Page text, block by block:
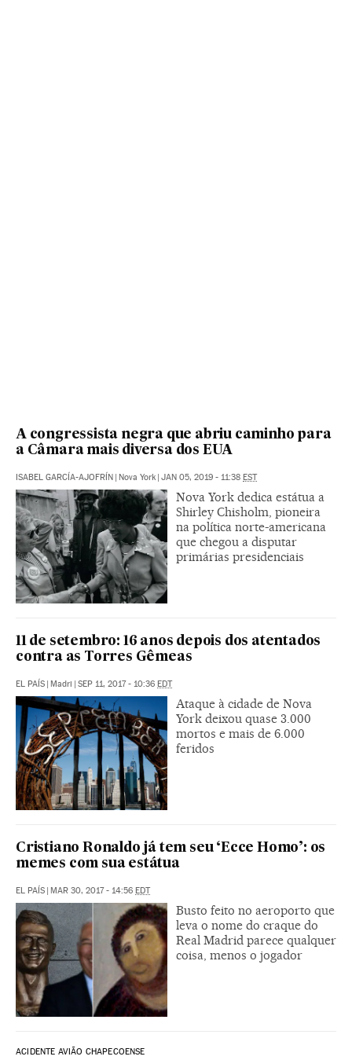
A congressista negra que abriu caminho para
a Câmara mais diversa dos EUA
ISABEL GARCÍA-AJOFRÍN Nova York JAN 05, 2019 - 11:38 EST
Nova York dedica estátua a
Shirley Chisholm, pioneira
na política norte-americana
que chegou a disputar
primárias presidenciais
11 de setembro: 16 anos depois dos atentados
contra as Torres Gêmeas
EL PAÍS Madri SEP 11, 2017 - 10:36 EDT
Ataque à cidade de Nova
York deixou quase 3.000
mortos e mais de 6.000
feridos
Cristiano Ronaldo já tem seu ‘Ecce Homo’: os
memes com sua estátua
EL PAÍS MAR 30, 2017 - 14:56 EDT
Busto feito no aeroporto que
leva o nome do craque do
Real Madrid parece qualquer
coisa, menos o jogador
ACIDENTE AVIÃO CHAPECOENSE